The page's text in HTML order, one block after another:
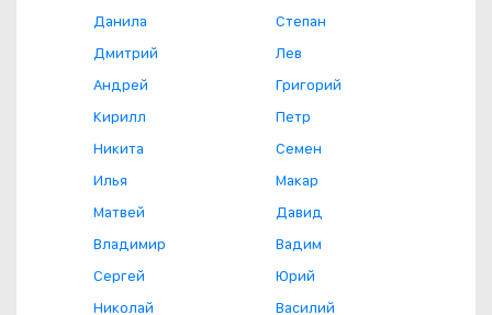
Данила
Дмитрий
Андрей
Кирилл
Никита
Илья
Матвей
Владимир
Сергей
Николай
Степан
Лев
Григорий
Петр
Семен
Макар
Давид
Вадим
Юрий
Василий